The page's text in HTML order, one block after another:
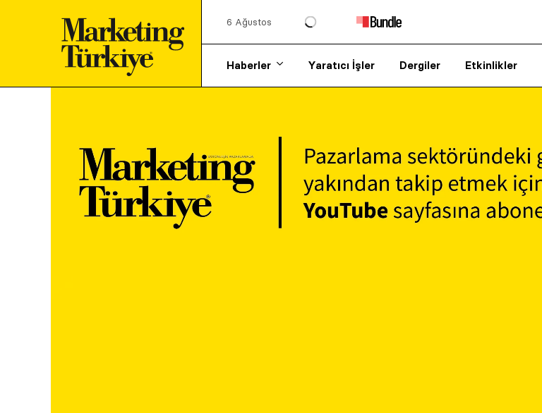
6 Ağustos
Haberler Yaratıcı İşler Dergiler Etkinlikler